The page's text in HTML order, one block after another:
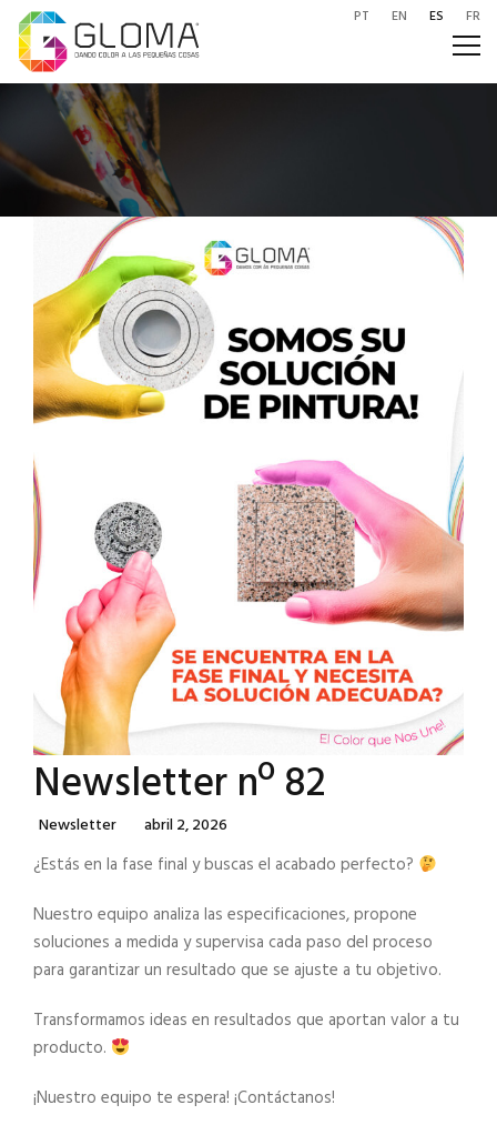
PT EN ES FR
Newsletter nº 82
Categories
Newsletter Posted
On
Abril 2, 2026
¿Estás en la fase final y buscas el acabado perfecto?
Nuestro equipo analiza las especificaciones, propone
soluciones a medida y supervisa cada paso del proceso
para garantizar un resultado que se ajuste a tu objetivo.
Transformamos ideas en resultados que aportan valor a tu
producto.
¡Nuestro equipo te espera! ¡Contáctanos!